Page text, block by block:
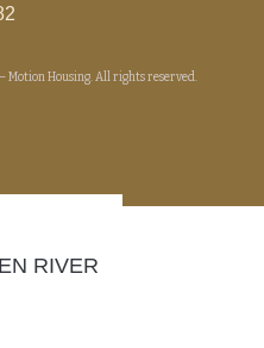
Motion Housing. All rights reserved.
RIVER